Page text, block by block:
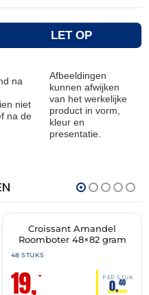
LET OP
na
niet
na de
Afbeeldingen
kunnen afwijken
van het werkelijke
product in vorm,
kleur en
presentatie.
🔥 OP=OP
Croissant Amandel
Roomboter 48×82 gram
48 STUKS
19,– PER STUK
0,40